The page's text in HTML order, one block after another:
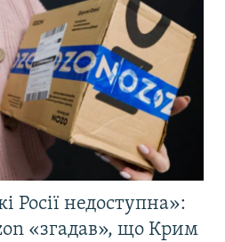
Росії недоступна»:
«згадав», що Крим